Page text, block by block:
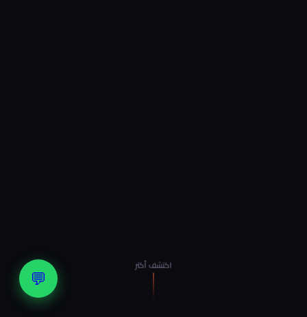
اكتشف أكتر
💬